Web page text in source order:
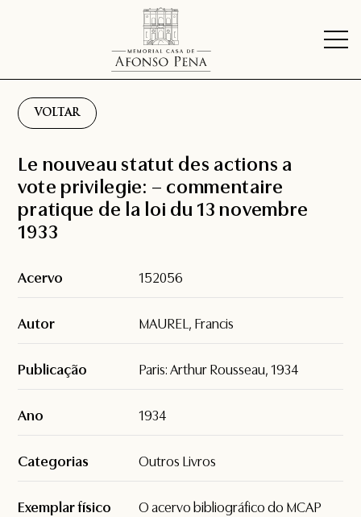
VOLTAR
Le nouveau statut des actions a
vote privilegie: – commentaire
pratique de la loi du 13 novembre
1933
Acervo 152056
Autor MAUREL, Francis
Publicação Paris: Arthur Rousseau, 1934
Ano 1934
Categorias Outros Livros
Exemplar físico
O acervo bibliográfico do MCAP